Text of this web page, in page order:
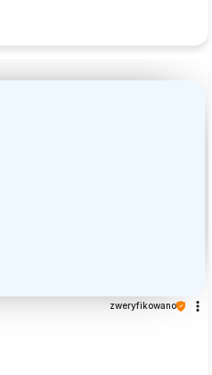
zweryfikowano